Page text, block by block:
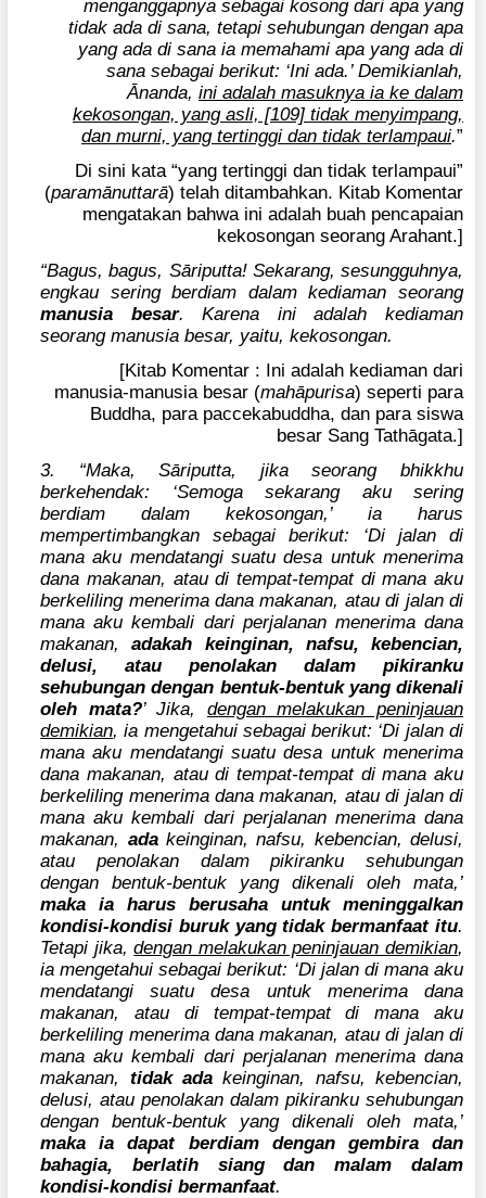
menganggapnya sebagai kosong dari apa yang
tidak ada di sana, tetapi sehubungan dengan apa
yang ada di sana ia memahami apa yang ada di
sana sebagai berikut: ‘Ini ada.’ Demikianlah,
Ānanda, ini adalah masuknya ia ke dalam
kekosongan, yang asli, [109] tidak menyimpang,
dan murni, yang tertinggi dan tidak terlampaui.”
Di sini kata “yang tertinggi dan tidak terlampaui”
(paramānuttarā) telah ditambahkan. Kitab Komentar
mengatakan bahwa ini adalah buah pencapaian
kekosongan seorang Arahant.]
“Bagus, bagus, Sāriputta! Sekarang, sesungguhnya,
engkau sering berdiam dalam kediaman seorang
manusia besar. Karena ini adalah kediaman
seorang manusia besar, yaitu, kekosongan.
[Kitab Komentar : Ini adalah kediaman dari
manusia-manusia besar (mahāpurisa) seperti para
Buddha, para paccekabuddha, dan para siswa
besar Sang Tathāgata.]
3. “Maka, Sāriputta, jika seorang bhikkhu
berkehendak: ‘Semoga sekarang aku sering
berdiam dalam kekosongan,’ ia harus
mempertimbangkan sebagai berikut: ‘Di jalan di
mana aku mendatangi suatu desa untuk menerima
dana makanan, atau di tempat-tempat di mana aku
berkeliling menerima dana makanan, atau di jalan di
mana aku kembali dari perjalanan menerima dana
makanan,adakah keinginan, nafsu, kebencian,
delusi, atau penolakan dalam pikiranku
sehubungan dengan bentuk-bentuk yang dikenali
oleh mata?’ Jika, dengan melakukan peninjauan
demikian, ia mengetahui sebagai berikut: ‘Di jalan di
mana aku mendatangi suatu desa untuk menerima
dana makanan, atau di tempat-tempat di mana aku
berkeliling menerima dana makanan, atau di jalan di
mana aku kembali dari perjalanan menerima dana
makanan, adakeinginan, nafsu, kebencian, delusi,
atau penolakan dalam pikiranku sehubungan
dengan bentuk-bentuk yang dikenali oleh mata,’
maka ia harus berusaha untuk meninggalkan
kondisi-kondisi buruk yang tidak bermanfaat itu.
Tetapi jika,dengan melakukan peninjauan demikian,
ia mengetahui sebagai berikut: ‘Di jalan di mana aku
mendatangi suatu desa untuk menerima dana
makanan, atau di tempat-tempat di mana aku
berkeliling menerima dana makanan, atau di jalan di
mana aku kembali dari perjalanan menerima dana
makanan, tidak adakeinginan, nafsu, kebencian,
delusi, atau penolakan dalam pikiranku sehubungan
dengan bentuk-bentuk yang dikenali oleh mata,’
maka ia dapat berdiam dengan gembira dan
bahagia, berlatih siang dan malam dalam
kondisi-kondisi bermanfaat.